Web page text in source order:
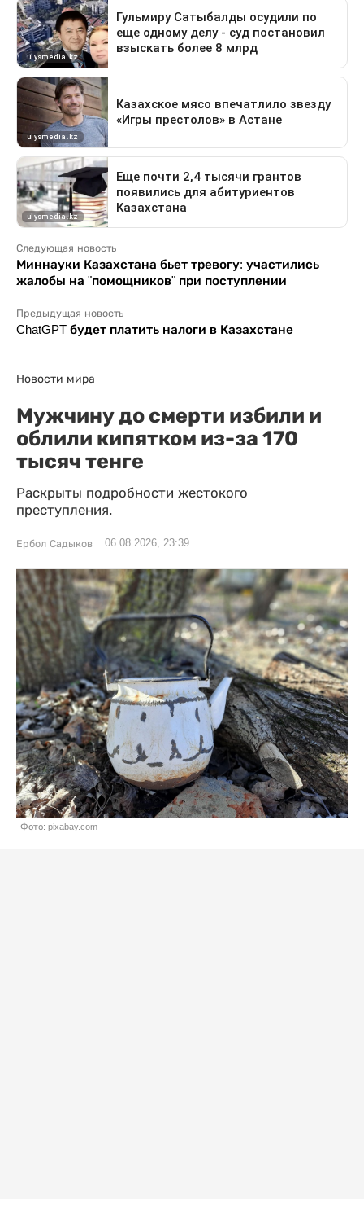
Следующая новость
Миннауки Казахстана бьет тревогу: участились
жалобы на "помощников" при поступлении
Предыдущая новость
ChatGPT будет платить налоги в Казахстане
Новости мира
Мужчину до смерти избили и
облили кипятком из-за 170
тысяч тенге
Раскрыты подробности жестокого
преступления.
Ербол Садыков 06.08.2026, 23:39
Фото: pixabay.com